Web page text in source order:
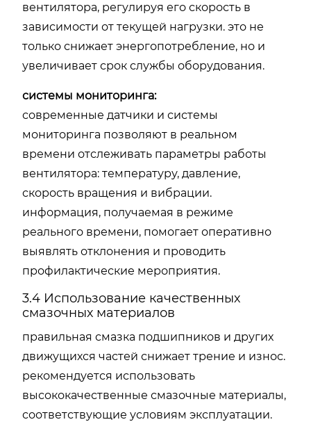
вентилятора, регулируя его скорость в
зависимости от текущей нагрузки. это не
только снижает энергопотребление, но и
увеличивает срок службы оборудования.
системы мониторинга:
современные датчики и системы
мониторинга позволяют в реальном
времени отслеживать параметры работы
вентилятора: температуру, давление,
скорость вращения и вибрации.
информация, получаемая в режиме
реального времени, помогает оперативно
выявлять отклонения и проводить
профилактические мероприятия.
3.4 Использование качественных
смазочных материалов
правильная смазка подшипников и других
движущихся частей снижает трение и износ.
рекомендуется использовать
высококачественные смазочные материалы,
соответствующие условиям эксплуатации.